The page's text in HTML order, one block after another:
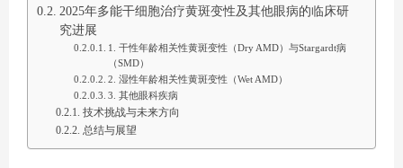
2025年多能干细胞治疗黄斑变性及其他眼病的临床研
究进展
1. 干性年龄相关性黄斑变性（Dry AMD）与Stargardt病
（SMD）
2. 湿性年龄相关性黄斑变性（Wet AMD）
3. 其他眼科疾病
技术挑战与未来方向
总结与展望